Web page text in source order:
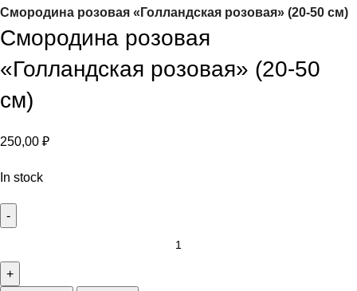
Смородина розовая «Голландская розовая» (20-50 см)
Смородина розовая
«Голландская розовая» (20-50
см)
250,00 ₽
In stock